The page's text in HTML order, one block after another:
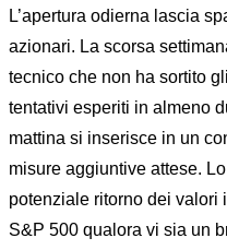
L’apertura odierna lascia
azionari. La scorsa
tecnico che non ha sortito
tentativi esperiti in almeno
mattina si inserisce in un
misure aggiuntive attese.
potenziale ritorno dei valori
S&P 500 qualora vi sia un